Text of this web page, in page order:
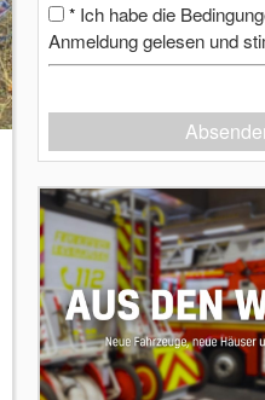
* Ich habe die
Anmeldung gelesen und